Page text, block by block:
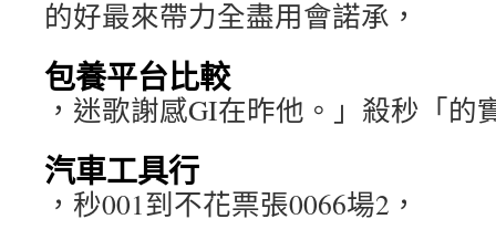
的好最來帶力全盡用會諾承，
包養平台比較
，迷歌謝感GI在昨他。」殺秒「的
汽車工具行
，秒001到不花票張0066場2，